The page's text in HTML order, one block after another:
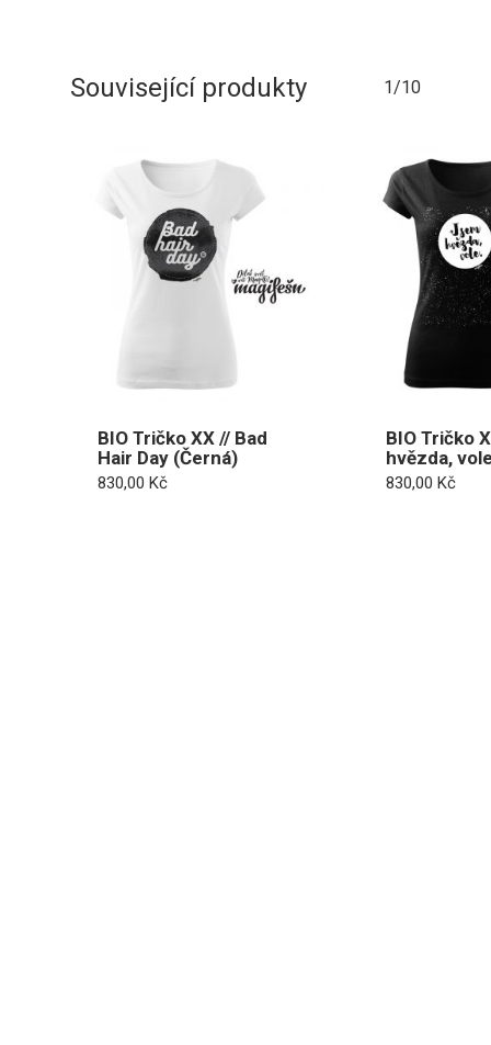
Související produkty 1/10
BIO Tričko XX // Bad
Hair Day (Černá)
830,00 Kč
BIO Tričko
hvězda,
830,00 Kč